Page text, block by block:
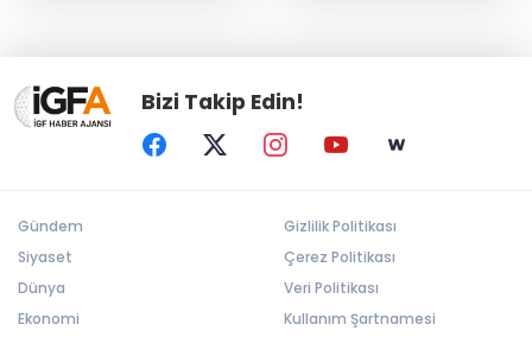
Bizi Takip Edin!
Gündem
Siyaset
Dünya
Ekonomi
Gizlilik Politikası
Çerez Politikası
Veri Politikası
Kullanım Şartnamesi